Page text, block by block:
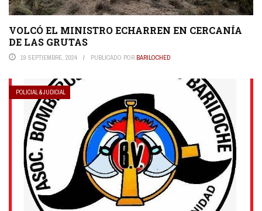
VOLCÓ EL MINISTRO ECHARREN EN CERCANÍA
DE LAS GRUTAS
19 SEPTIEMBRE, 2024 PUBLICADO POR BARILOCHED
POLICIAL & JUDICIAL